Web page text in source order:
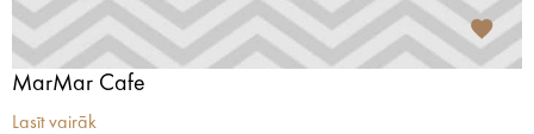
MarMar Cafe
Lasīt vairāk